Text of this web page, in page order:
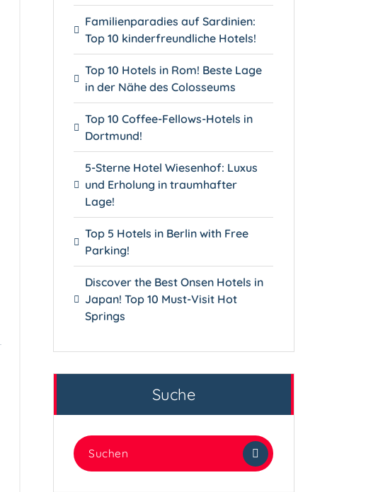
Familienparadies auf Sardinien:
Top 10 kinderfreundliche Hotels!
Top 10 Hotels in Rom! Beste Lage
in der Nähe des Colosseums
Top 10 Coffee-Fellows-Hotels in
Dortmund!
5-Sterne Hotel Wiesenhof: Luxus
und Erholung in traumhafter
Lage!
Top 5 Hotels in Berlin with Free
Parking!
Discover the Best Onsen Hotels in
Japan! Top 10 Must-Visit Hot
Springs
Suche
Suchen
nach: